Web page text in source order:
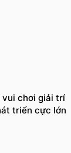
vui chơi giải trí
triển cực lớn